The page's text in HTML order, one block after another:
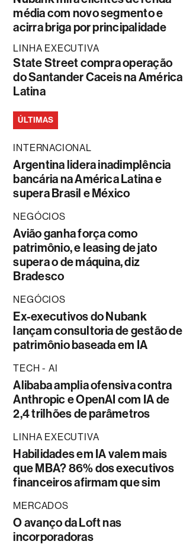
média com novo segmento e
acirra briga por principalidade
LINHA EXECUTIVA
State Street compra operação
do Santander Caceis na América
Latina
ÚLTIMAS
INTERNACIONAL
Argentina lidera inadimplência
bancária na América Latina e
supera Brasil e México
NEGÓCIOS
Avião ganha força como
patrimônio, e leasing de jato
supera o de máquina, diz
Bradesco
NEGÓCIOS
Ex-executivos do Nubank
lançam consultoria de gestão de
patrimônio baseada em IA
TECH - AI
Alibaba amplia ofensiva contra
Anthropic e OpenAI com IA de
2,4 trilhões de parâmetros
LINHA EXECUTIVA
Habilidades em IA valem mais
que MBA? 86% dos executivos
financeiros afirmam que sim
MERCADOS
O avanço da Loft nas
incorporadoras